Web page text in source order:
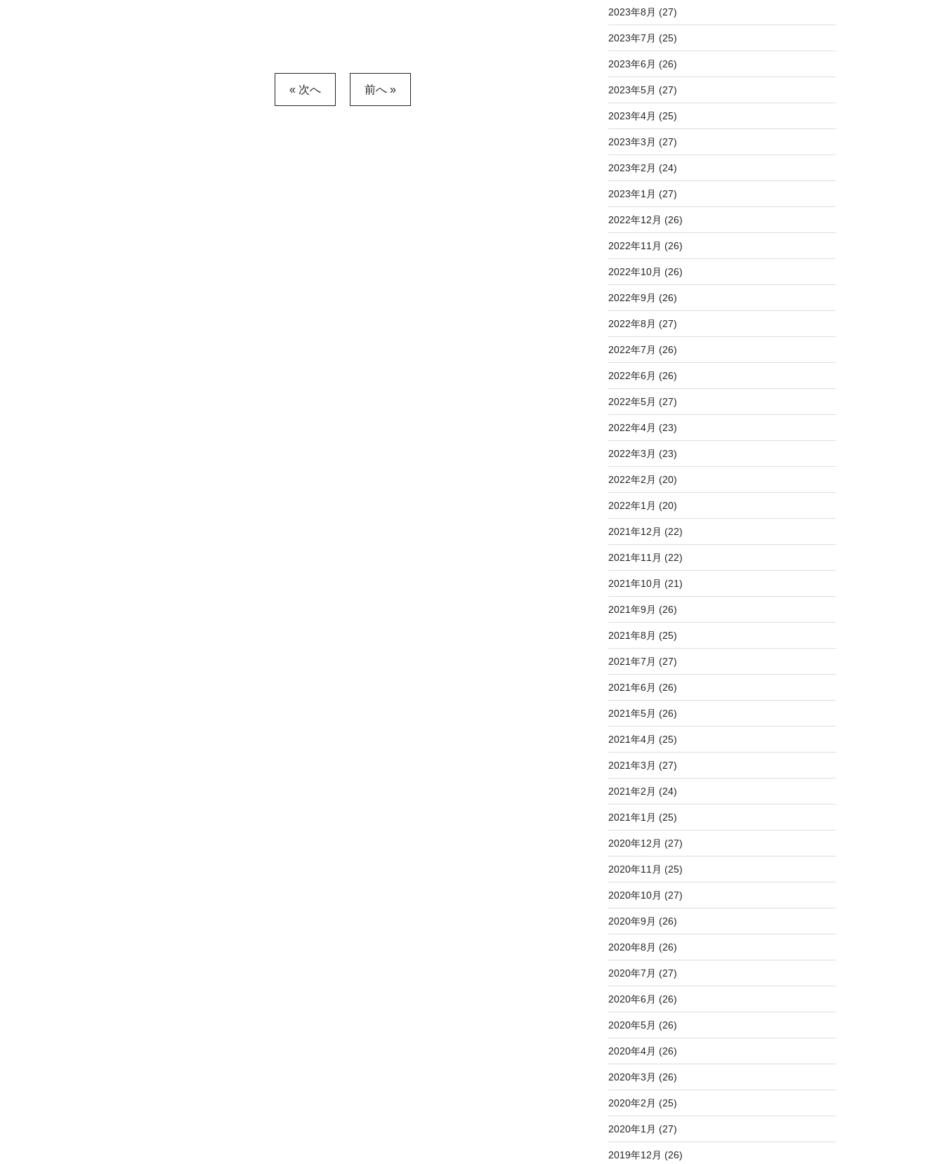
« 次へ 前へ »
2023年8月 (27)
2023年7月 (25)
2023年6月 (26)
2023年5月 (27)
2023年4月 (25)
2023年3月 (27)
2023年2月 (24)
2023年1月 (27)
2022年12月 (26)
2022年11月 (26)
2022年10月 (26)
2022年9月 (26)
2022年8月 (27)
2022年7月 (26)
2022年6月 (26)
2022年5月 (27)
2022年4月 (23)
2022年3月 (23)
2022年2月 (20)
2022年1月 (20)
2021年12月 (22)
2021年11月 (22)
2021年10月 (21)
2021年9月 (26)
2021年8月 (25)
2021年7月 (27)
2021年6月 (26)
2021年5月 (26)
2021年4月 (25)
2021年3月 (27)
2021年2月 (24)
2021年1月 (25)
2020年12月 (27)
2020年11月 (25)
2020年10月 (27)
2020年9月 (26)
2020年8月 (26)
2020年7月 (27)
2020年6月 (26)
2020年5月 (26)
2020年4月 (26)
2020年3月 (26)
2020年2月 (25)
2020年1月 (27)
2019年12月 (26)